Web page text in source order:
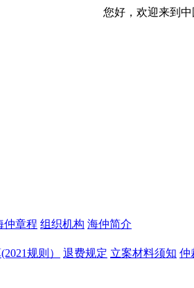
您好，欢迎来到中国海事仲裁委员会网
仲章程 组织机构 海仲简介
规则） 退费规定 立案材料须知 仲